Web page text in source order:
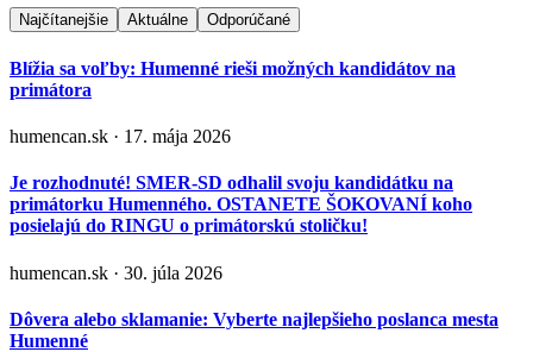
Najčítanejšie Aktuálne Odporúčané
Blížia sa voľby: Humenné rieši možných kandidátov na
primátora
humencan.sk · 17. mája 2026
Je rozhodnuté! SMER-SD odhalil svoju kandidátku na
primátorku Humenného. OSTANETE ŠOKOVANÍ koho
posielajú do RINGU o primátorskú stoličku!
humencan.sk · 30. júla 2026
Dôvera alebo sklamanie: Vyberte najlepšieho poslanca mesta
Humenné